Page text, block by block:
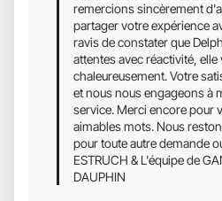
remercions sincèrement
partager votre expérience
ravis de constater que
attentes avec réactivité,
chaleureusement. Votre
et nous nous engageons à
service. Merci encore pour
aimables mots. Nous
pour toute autre demande
ESTRUCH & L'équipe de
DAUPHIN